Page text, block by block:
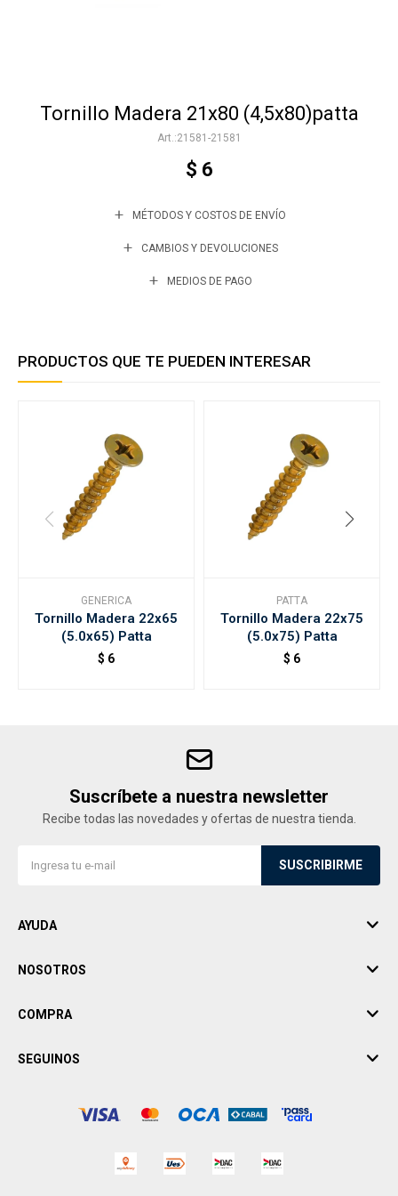
Tornillo Madera 21x80 (4,5x80)patta
21581-21581
$ 6
MÉTODOS Y COSTOS DE ENVÍO
CAMBIOS Y DEVOLUCIONES
MEDIOS DE PAGO
PRODUCTOS QUE TE PUEDEN INTERESAR
GENERICA
Tornillo Madera 22x65
(5.0x65) Patta
$ 6
PATTA
Tornillo Madera 22x75
(5.0x75) Patta
$ 6
Suscríbete a nuestra newsletter
Recibe todas las novedades y ofertas de nuestra tienda.
SUSCRIBIRME
AYUDA
NOSOTROS
COMPRA
SEGUINOS
Varios